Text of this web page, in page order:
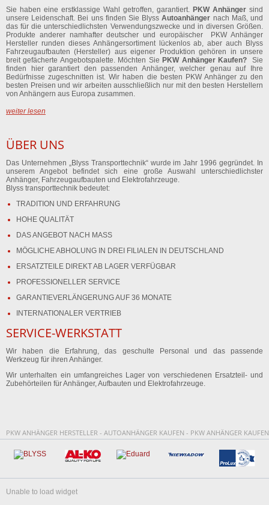
Sie haben eine erstklassige Wahl getroffen, garantiert. PKW Anhänger sind
unsere Leidenschaft. Bei uns finden Sie BlyssAutoanhänger nach Maß, und
das für die unterschiedlichsten Verwendungszwecke und in diversen Größen.
Produkte anderer namhafter deutscher und europäischer PKW Anhänger
Hersteller runden dieses Anhängersortiment lückenlos ab, aber auch Blyss
Fahrzeugaufbauten (Hersteller) aus eigener Produktion gehören in unsere
breit gefächerte Angebotspalette. Möchten Sie PKW Anhänger Kaufen? Sie
finden hier garantiert den passenden Anhänger, welcher genau auf Ihre
Bedürfnisse zugeschnitten ist. Wir haben die besten PKW Anhänger zu den
besten Preisen und wir arbeiten ausschließlich nur mit den besten Herstellern
von Anhängern aus Europa zusammen.
weiter lesen
ÜBER UNS
Das Unternehmen „Blyss Transporttechnik“ wurde im Jahr 1996 gegründet. In
unserem Angebot befindet sich eine große Auswahl unterschiedlichster
Anhänger, Fahrzeugaufbauten und Elektrofahrzeuge.
Blyss transporttechnik bedeutet:
TRADITION UND ERFAHRUNG
HOHE QUALITÄT
DAS ANGEBOT NACH MASS
MÖGLICHE ABHOLUNG IN DREI FILIALEN IN DEUTSCHLAND
ERSATZTEILE DIREKT AB LAGER VERFÜGBAR
PROFESSIONELLER SERVICE
GARANTIEVERLÄNGERUNG AUF 36 MONATE
INTERNATIONALER VERTRIEB
SERVICE-WERKSTATT
Wir haben die Erfahrung, das geschulte Personal und das passende
Werkzeug für ihren Anhänger.
Wir unterhalten ein umfangreiches Lager von verschiedenen Ersatzteil- und
Zubehörteilen für Anhänger, Aufbauten und Elektrofahrzeuge.
PKW ANHÄNGER HERSTELLER - AUTOANHÄNGER KAUFEN - PKW ANHÄNGER KAUFEN
Unable to load widget